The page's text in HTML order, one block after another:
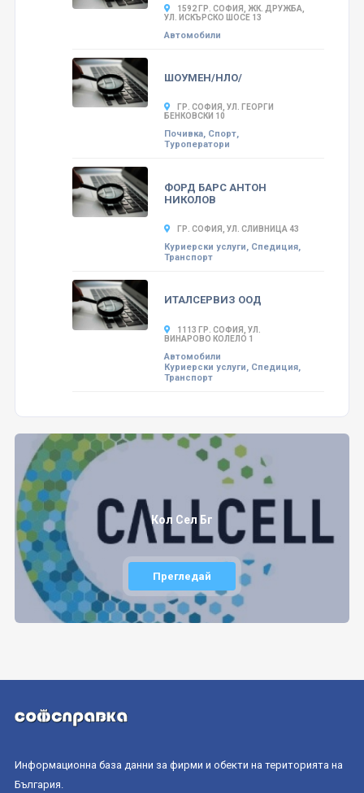
1592 ГР. СОФИЯ, ЖК. ДРУЖБА,
УЛ. ИСКЪРСКО ШОСЕ 13
Автомобили
ШОУМЕН/НЛО/
ГР. СОФИЯ, УЛ. ГЕОРГИ
БЕНКОВСКИ 10
Почивка, Спорт,
Туроператори
ФОРД БАРС АНТОН
НИКОЛОВ
ГР. СОФИЯ, УЛ. СЛИВНИЦА 43
Куриерски услуги, Спедиция,
Транспорт
ИТАЛСЕРВИЗ ООД
1113 ГР. СОФИЯ, УЛ.
ВИНАРОВО КОЛЕЛО 1
Автомобили
Куриерски услуги, Спедиция,
Транспорт
Кол Сел Бг
Прегледай
Информационна база данни за фирми и обекти на територията на
България.